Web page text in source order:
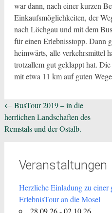
war dann, nach einer kurzen
Einkaufsmöglichkeiten, der
nach Löchgau und mit dem
für einen Erlebnisstopp. Dann
heimwärts, alle verkehrsmittel
trotzallem gut geklappt hat.
mit etwa 11 km auf guten
Beitragsnavigation
← BusTour 2019 – in die
herrlichen Landschaften des
Remstals und der Ostalb.
Veranstaltungen
Herzliche Einladung zu einer
ErlebnisTour an die Mosel
28.09.26 - 02.10.26